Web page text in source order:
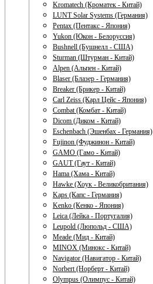
Kromatech (Кроматек - Китай)
LUNT Solar Systems (Германия)
Pentax (Пентакс - Япония)
Yukon (Юкон - Белоруссия)
Bushnell (Бушнелл - США)
Sturman (Штурман - Китай)
Alpen (Альпен - Китай)
Blaser (Блазер - Германия)
Breaker (Брикер - Китай)
Carl Zeiss (Карл Цейс - Япония)
Combat (Комбат - Китай)
Dicom (Диком - Китай)
Eschenbach (Эшенбах - Германия)
Fujinon (Фуджинон - Китай)
GAMO (Гамо - Китай)
GAUT (Гаут - Китай)
Hama (Хама - Китай)
Hawke (Хоук - Великобритания)
Kaps (Капс - Германия)
Kenko (Кенко - Япония)
Leica (Лейка - Португалия)
Leupold (Люпольд - США)
Meade (Мид - Китай)
MINOX (Минокс - Китай)
Navigator (Навигатор - Китай)
Norbert (Норберт - Китай)
Olympus (Олимпус - Китай)